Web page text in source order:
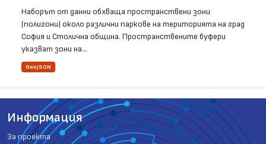
Наборът от данни обхваща пространствени зони
(полигони) около различни паркове на територията на град
София и Столична община. Пространствените буфери
указват зони на...
GeoJSON
Информация
За проекта